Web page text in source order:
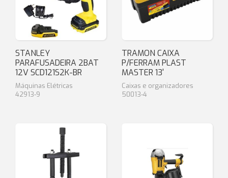
STANLEY
PARAFUSADEIRA 2BAT
12V SCD121S2K-BR
Máquinas Elétricas
42913-9
TRAMON CAIXA
P/FERRAM PLAST
MASTER 13'
Caixas e organizadores
50013-4